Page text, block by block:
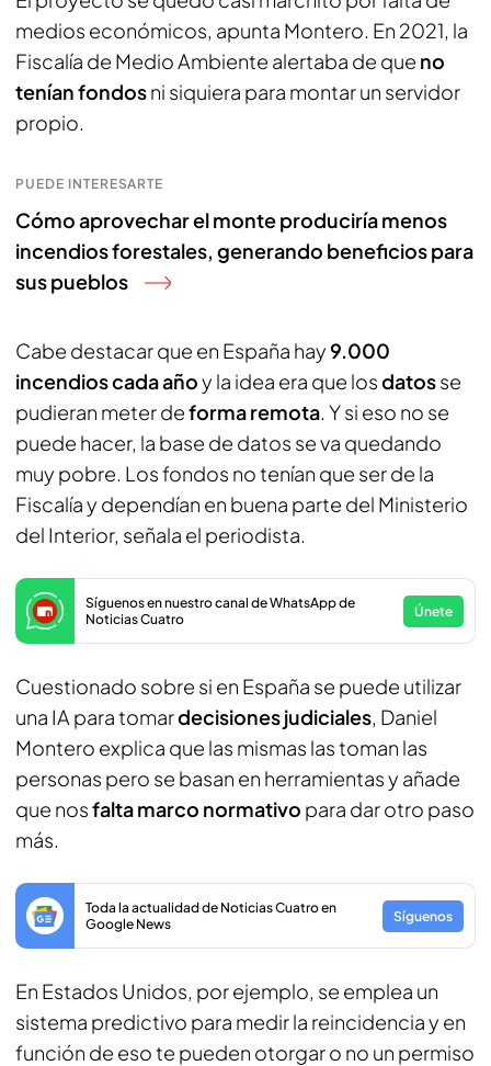
medios económicos, apunta Montero. En 2021, la
Fiscalía de Medio Ambiente alertaba de que no
tenían fondosni siquiera para montar un servidor
propio.
PUEDE INTERESARTE
Cómo aprovechar el monte produciría menos
incendios forestales, generando beneficios para
sus pueblos
Cabe destacar que en España hay9.000
incendios cada añoy la idea era que losdatosse
pudieran meter deforma remota. Y si eso no se
puede hacer, la base de datos se va quedando
muy pobre. Los fondos no tenían que ser de la
Fiscalía y dependían en buena parte del Ministerio
del Interior, señala el periodista.
Síguenos en nuestro canal de WhatsApp de
Noticias Cuatro
Únete
Cuestionado sobre si en España se puede utilizar
una IA para tomardecisiones judiciales, Daniel
Montero explica que las mismas las toman las
personas pero se basan en herramientas y añade
que nosfalta marco normativo para dar otro paso
más.
Toda la actualidad de Noticias Cuatro en
Google News
Síguenos
En Estados Unidos, por ejemplo, se emplea un
sistema predictivo para medir la reincidencia y en
función de eso te pueden otorgar o no un permiso